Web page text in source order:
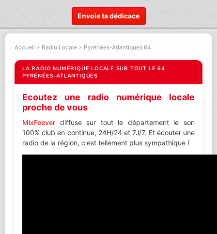
Envoie ta dédicace
Accueil > Radio Locale > Pyrénées-Atlantiques 64
LA RADIO NUMÉRIQUE LOCALE SUR TOUT LE 64
PYRÉNÉES-ATLANTIQUES
Ecoutez une radio numérique locale
proche de vous
MixFeever diffuse sur tout le département le son
100% club en continue, 24H/24 et 7J/7. Et écouter une
radio de la région, c'est tellement plus sympathique !